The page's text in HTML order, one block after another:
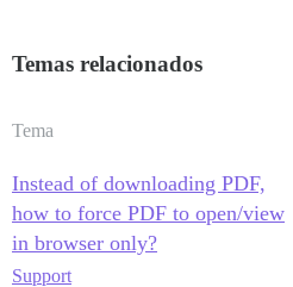
Temas relacionados
Tema
Instead of downloading PDF,
how to force PDF to open/view
in browser only?
Support